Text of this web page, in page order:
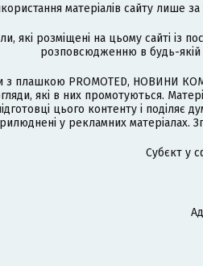
матеріалів сайту лише
які розміщені на цьому сайті із
розповсюдженню в будь-якій
з плашкою PROMOTED, НОВИНИ
які в них промотуються.
цього контенту і поділяє
у рекламних матеріалах.
Cубєкт у